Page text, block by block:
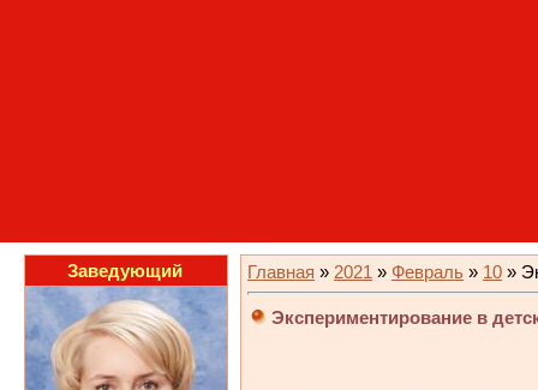
Заведующий Главная » 2021 » Февраль » 10 »
Экспериментирование в